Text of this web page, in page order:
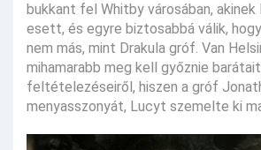
bukkant fel Whitby városában, akinek
esett, és egyre biztosabbá válik,
nem más, mint Drakula gróf. Van
mihamarabb meg kell győznie
feltételezéseiről, hiszen a gróf
menyasszonyát, Lucyt szemelte ki